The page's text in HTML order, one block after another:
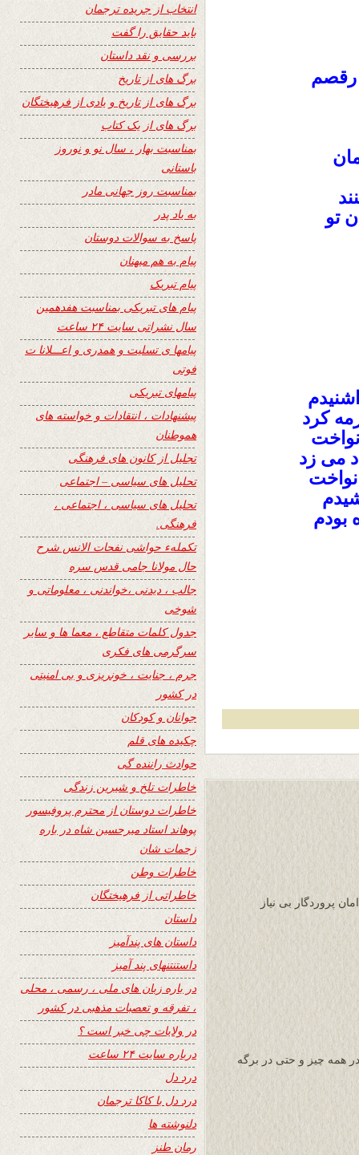
رقصم
تو
کرد
می زد
بودم
پروردگار بی نیاز
همه چیز و حتی در برگه
انتخاب از جریده ترجمان
باید حقایق را گفت
بررسی و نقد داستان
برگ های از تاریخ
برگ های از تاریخ و یادی از فرهیختگان
برگ های از یک کتاب
بمناسبت بهار ، سال نو و نوروز
باستانی
بمناسبت روز جهانی مادر
به یاد پدر
پاسخ به سوالات دوستان
پیام به هم میهنان
پیام تبریک
پیام های تبریکی بمناسبت هفدهمین
سال نشراتی سایت ۲۴ ساعت
پیامها ی تسلیت و همدری و اعـــلانا ت
فوتی
پیامهای تبریکی
پیشنهادات ، انتقادات و خواسته های
هموطنان
تجلیل از کانون های فرهنگی
تحلیل های سیاسی – اجتماعی
تحلیل های سیاسی ، اجتماعی ،
فرهنگی.
تکملهء حواشی نفحات الانس شرح
حال مولانا جامی قدس سره
جالب ، دیدنی ،خواندنی ، معلوماتی و
شوخی
جدول کلمات متقاطع ، معما ها و سایر
سرگرمی های فکری
جرم ، جنایت ، خونریزی و بی امنیتی
در کشور
جوانان و کودکان
چکیده های قلم
حوادث راننده گی
خاطرات تلخ و شیرین زندگی
خاطرات دوستان از محترم پروفیسور
پوهاند استاد میرحسین شاه در باره
زحمات شان
خاطرات وطن
خاطراتی از فرهیختگان
داستان
داستان های پندآمیز
داستنتنهای پند آمیز
در باره زبان های ملی ، رسمی ، محلی
، تفرقه و تعصبات مذهبی در کشور
در ولایات چی خبر است ؟
درباره سایت ۲۴ ساعت
درد دل
درد دل با کاکا ترجمان
دلنوشته ها
رمان طنز